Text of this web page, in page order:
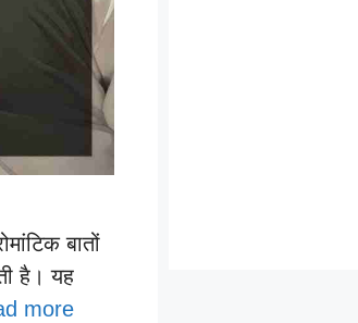
बातों
है। यह
more